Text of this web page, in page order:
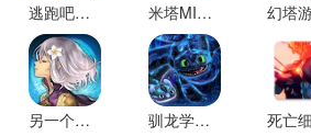
逃跑吧少年国际服下载 米塔MISIDE下载安卓版
另一个伊甸(ANOTHER EDEN)内置作弊菜单 驯龙学院(School of Dragons)官方版下载